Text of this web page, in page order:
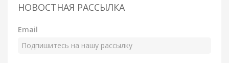
НОВОСТНАЯ РАССЫЛКА
Email